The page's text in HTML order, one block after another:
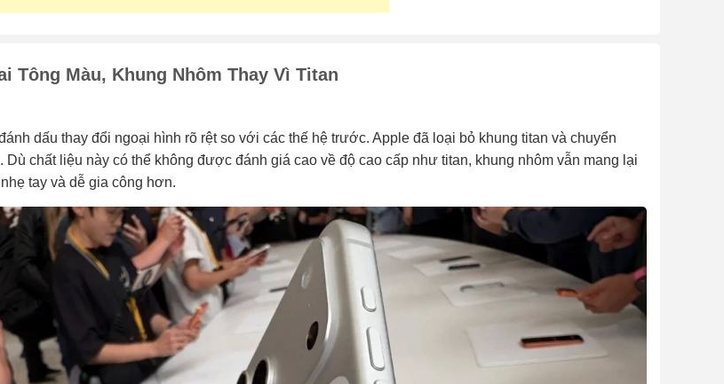
Tông Màu, Khung Nhôm Thay Vì Titan
dấu thay đổi ngoại hình rõ rệt so với các thế hệ trước. Apple đã loại bỏ khung titan và chuyển
Dù chất liệu này có thể không được đánh giá cao về độ cao cấp như titan, khung nhôm vẫn mang lại
tay và dễ gia công hơn.